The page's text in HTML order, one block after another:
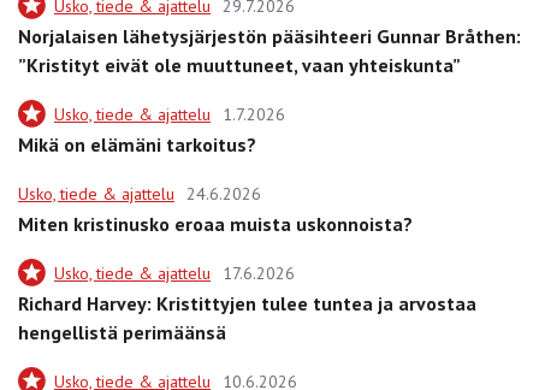
Usko, tiede & ajattelu 29.7.2026
Norjalaisen lähetysjärjestön pääsihteeri Gunnar Bråthen:
”Kristityt eivät ole muuttuneet, vaan yhteiskunta”
Usko, tiede & ajattelu 1.7.2026
Mikä on elämäni tarkoitus?
Usko, tiede & ajattelu 24.6.2026
Miten kristinusko eroaa muista uskonnoista?
Usko, tiede & ajattelu 17.6.2026
Richard Harvey: Kristittyjen tulee tuntea ja arvostaa
hengellistä perimäänsä
Usko, tiede & ajattelu 10.6.2026